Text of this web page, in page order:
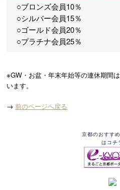
○ブロンズ会員10％
○シルバー会員15％
○ゴールド会員20％
○プラチナ会員25％
※GW・お盆・年末年始等の連休期間
います。
→ 前のページへ戻る
京都のおすす
はコチ